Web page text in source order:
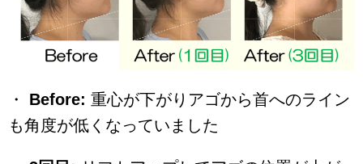
・ Before: 重心が下がりアゴから首へのライン
も角度が低くなっていました